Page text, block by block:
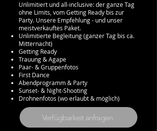
Unlimitiert und all-inclusive: der ganze Tag
ohne Limits, vom Getting Ready bis zur
Party. Unsere Empfehlung - und unser
meistverkauftes Paket.
Unlimitierte Begleitung (ganzer Tag bis ca.
Mitternacht)
Getting Ready
Trauung & Agape
Paar- & Gruppenfotos
First Dance
Abendprogramm & Party
Sunset- & Night-Shooting
Drohnenfotos (wo erlaubt & möglich)
Verfügbarkeit anfragen